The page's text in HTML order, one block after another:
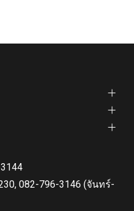
082-796-3146 (จันทร์-